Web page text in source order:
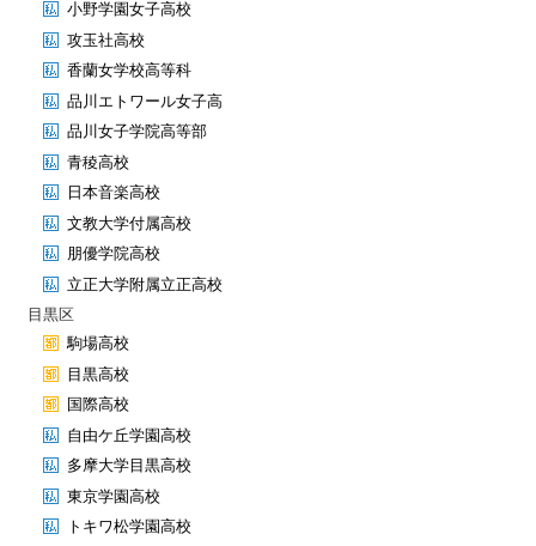
小野学園女子高校
攻玉社高校
香蘭女学校高等科
品川エトワール女子高
品川女子学院高等部
青稜高校
日本音楽高校
文教大学付属高校
朋優学院高校
立正大学附属立正高校
目黒区
駒場高校
目黒高校
国際高校
自由ケ丘学園高校
多摩大学目黒高校
東京学園高校
トキワ松学園高校